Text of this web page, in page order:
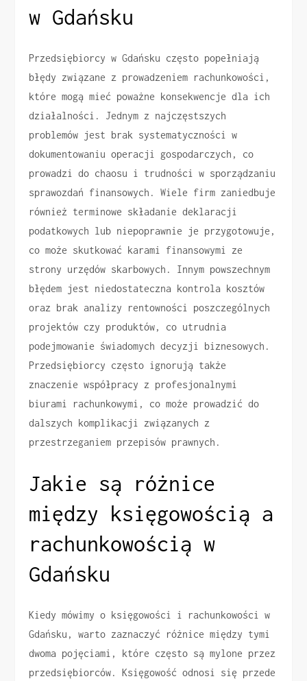
w Gdańsku
Przedsiębiorcy w Gdańsku często popełniają
błędy związane z prowadzeniem rachunkowości,
które mogą mieć poważne konsekwencje dla ich
działalności. Jednym z najczęstszych
problemów jest brak systematyczności w
dokumentowaniu operacji gospodarczych, co
prowadzi do chaosu i trudności w sporządzaniu
sprawozdań finansowych. Wiele firm zaniedbuje
również terminowe składanie deklaracji
podatkowych lub niepoprawnie je przygotowuje,
co może skutkować karami finansowymi ze
strony urzędów skarbowych. Innym powszechnym
błędem jest niedostateczna kontrola kosztów
oraz brak analizy rentowności poszczególnych
projektów czy produktów, co utrudnia
podejmowanie świadomych decyzji biznesowych.
Przedsiębiorcy często ignorują także
znaczenie współpracy z profesjonalnymi
biurami rachunkowymi, co może prowadzić do
dalszych komplikacji związanych z
przestrzeganiem przepisów prawnych.
Jakie są różnice
między księgowością a
rachunkowością w
Gdańsku
Kiedy mówimy o księgowości i rachunkowości w
Gdańsku, warto zaznaczyć różnice między tymi
dwoma pojęciami, które często są mylone przez
przedsiębiorców. Księgowość odnosi się przede